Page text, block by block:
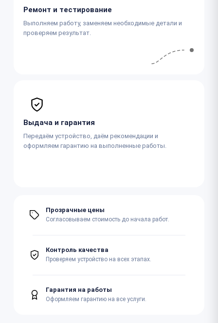
Ремонт и тестирование
Выполняем работу, заменяем необходимые детали и
проверяем результат.
Выдача и гарантия
Передаём устройство, даём рекомендации и
оформляем гарантию на выполненные работы.
Прозрачные цены
Согласовываем стоимость до начала работ.
Контроль качества
Проверяем устройство на всех этапах.
Гарантия на работы
Оформляем гарантию на все услуги.